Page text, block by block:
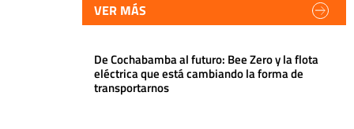
VER MÁS
De Cochabamba al futuro: Bee Zero y la flota
eléctrica que está cambiando la forma de
transportarnos